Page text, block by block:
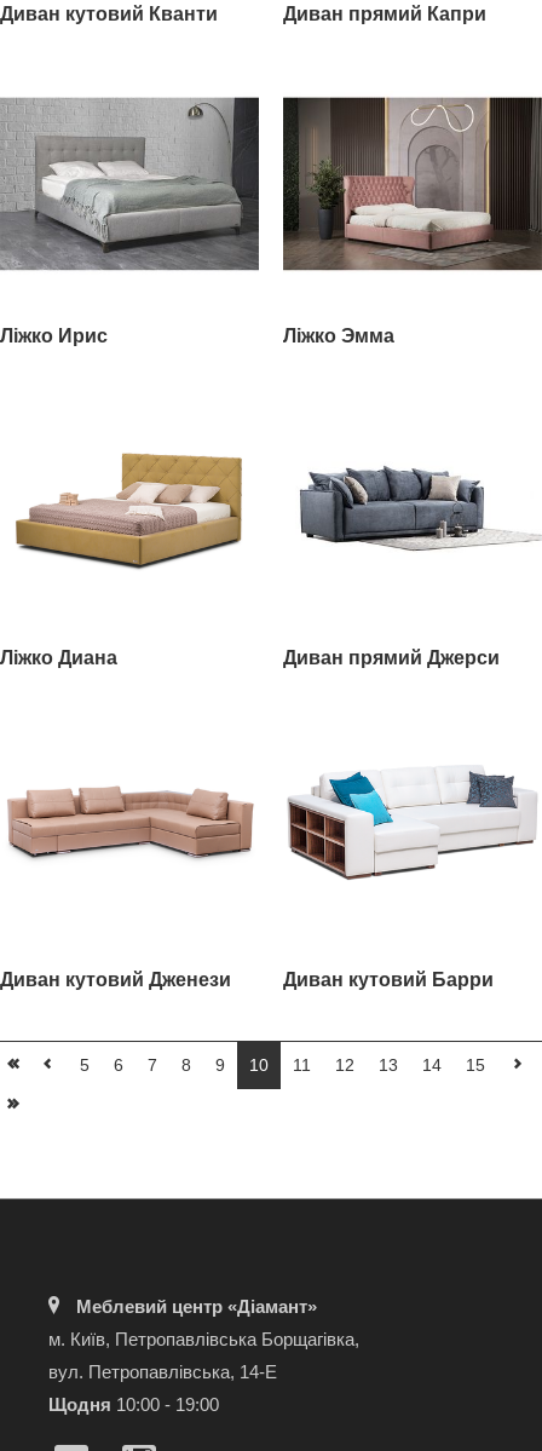
Диван кутовий Кванти Диван прямий Капри
Ліжко Ирис Ліжко Эмма
Ліжко Диана Диван прямий Джерси
Диван кутовий Дженези Диван кутовий Барри
5 6 7 8 9 10 11 12 13 14 15
Меблевий центр «Діамант»
м. Київ, Петропавлівська Борщагівка,
вул. Петропавлівська, 14-Е
Щодня 10:00 - 19:00